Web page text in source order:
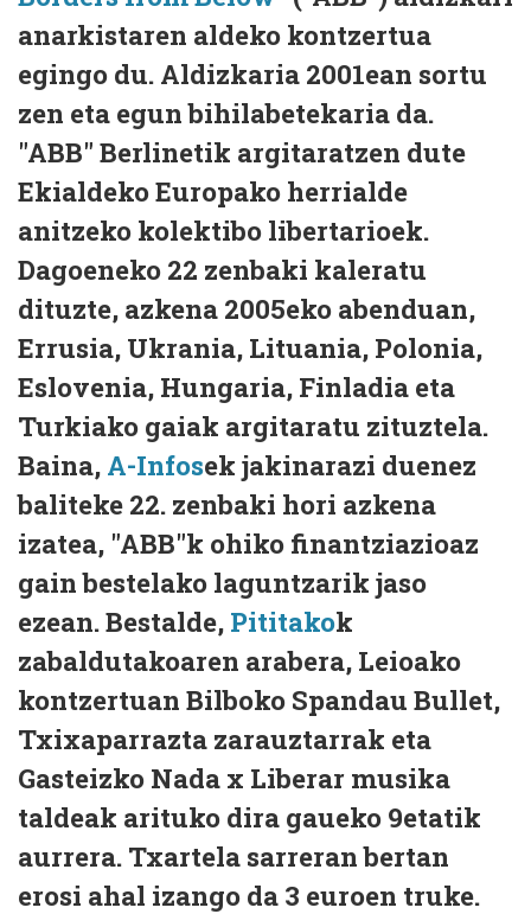
anarkistaren aldeko kontzertua
egingo du. Aldizkaria 2001ean sortu
zen eta egun bihilabetekaria da.
"ABB" Berlinetik argitaratzen dute
Ekialdeko Europako herrialde
anitzeko kolektibo libertarioek.
Dagoeneko 22 zenbaki kaleratu
dituzte, azkena 2005eko abenduan,
Errusia, Ukrania, Lituania, Polonia,
Eslovenia, Hungaria, Finladia eta
Turkiako gaiak argitaratu zituztela.
Baina, A-Infosek jakinarazi duenez
baliteke 22. zenbaki hori azkena
izatea, "ABB"k ohiko finantziazioaz
gain bestelako laguntzarik jaso
ezean. Bestalde, Pititakok
zabaldutakoaren arabera, Leioako
kontzertuan Bilboko Spandau Bullet,
Txixaparrazta zarauztarrak eta
Gasteizko Nada x Liberar musika
taldeak arituko dira gaueko 9etatik
aurrera. Txartela sarreran bertan
erosi ahal izango da 3 euroen truke.